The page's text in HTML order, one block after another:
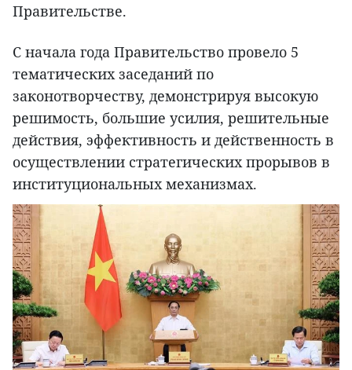
Правительстве.
С начала года Правительство провело 5
тематических заседаний по
законотворчеству, демонстрируя высокую
решимость, большие усилия, решительные
действия, эффективность и действенность в
осуществлении стратегических прорывов в
институциональных механизмах.